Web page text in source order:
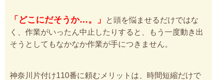
「どこにだそうか…。」
と頭を悩ませるだけではな
く、作業がいったん中止したりすると、もう一度動き出
そうとしてもなかなか作業が手につきません。
神奈川片付け110番に頼むメリットは、時間短縮だけで